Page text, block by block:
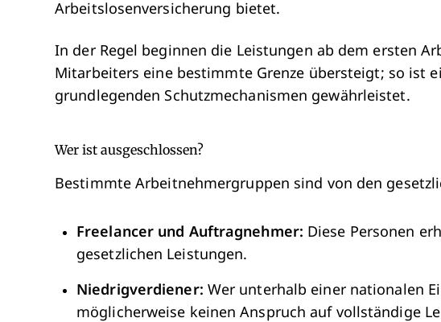
Arbeitslosenversicherung bietet.
In der Regel beginnen die Leistungen ab dem ersten
Mitarbeiters eine bestimmte Grenze übersteigt; so ist
grundlegenden Schutzmechanismen gewährleistet.
Wer ist ausgeschlossen?
Bestimmte Arbeitnehmergruppen sind von den
Freelancer und Auftragnehmer: Diese Personen
gesetzlichen Leistungen.
Niedrigverdiener: Wer unterhalb einer nationalen
möglicherweise keinen Anspruch auf vollständige